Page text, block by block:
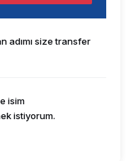
adımı size transfer
isim
istiyorum.